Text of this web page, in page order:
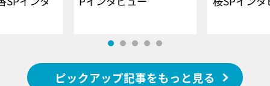
ピックアップ記事をもっと見る